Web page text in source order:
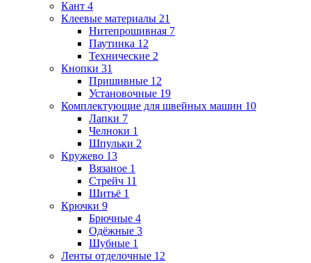
Кант 4
Клеевые материалы 21
Нитепрошивная 7
Паутинка 12
Технические 2
Кнопки 31
Пришивные 12
Установочные 19
Комплектующие для швейных машин 10
Лапки 7
Челноки 1
Шпульки 2
Кружево 13
Вязаное 1
Стрейч 11
Шитьё 1
Крючки 9
Брючные 4
Одёжные 3
Шубные 1
Ленты отделочные 12